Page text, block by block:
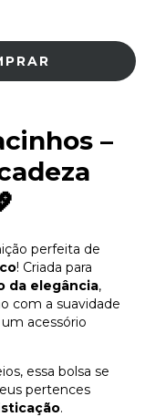
–
perfeita de
! Criada para
da elegância,
com a suavidade
acessório
essa bolsa se
pertences
.